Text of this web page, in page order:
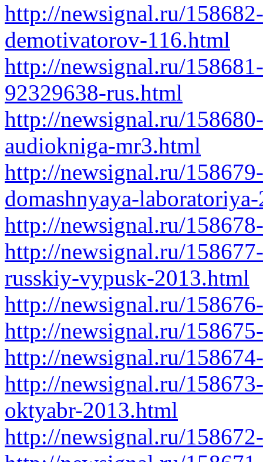
http://newsignal.ru/
demotivatorov-116.html
http://newsignal.ru/
92329638-rus.html
http://newsignal.ru/
audiokniga-mr3.html
http://newsignal.ru/
domashnyaya-
http://newsignal.ru/
http://newsignal.ru/
russkiy-vypusk-2013.html
http://newsignal.ru/
http://newsignal.ru/
http://newsignal.ru/
http://newsignal.ru/
oktyabr-2013.html
http://newsignal.ru/